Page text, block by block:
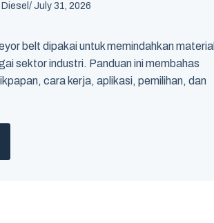
/ July 31, 2026
belt dipakai untuk memindahkan material
sektor industri. Panduan ini membahas
cara kerja, aplikasi, pemilihan, dan